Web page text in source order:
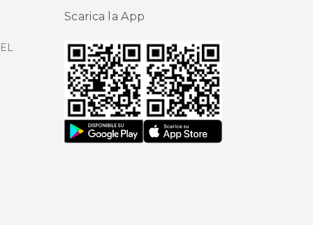
Scarica la App